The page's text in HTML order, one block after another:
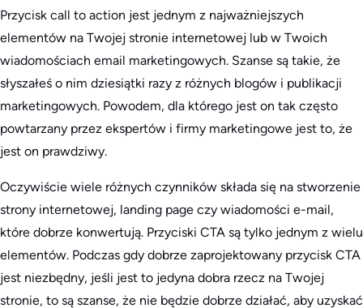
Przycisk call to action jest jednym z najważniejszych
elementów na Twojej stronie internetowej lub w Twoich
wiadomościach email marketingowych. Szanse są takie, że
słyszałeś o nim dziesiątki razy z różnych blogów i publikacji
marketingowych. Powodem, dla którego jest on tak często
powtarzany przez ekspertów i firmy marketingowe jest to, że
jest on prawdziwy.
Oczywiście wiele różnych czynników składa się na stworzenie
strony internetowej, landing page czy wiadomości e-mail,
które dobrze konwertują. Przyciski CTA są tylko jednym z wielu
elementów. Podczas gdy dobrze zaprojektowany przycisk CTA
jest niezbędny, jeśli jest to jedyna dobra rzecz na Twojej
stronie, to są szanse, że nie będzie dobrze działać, aby uzyskać